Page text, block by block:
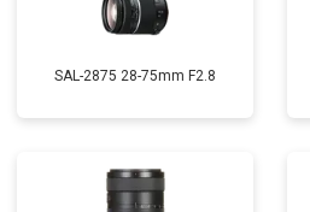
SAL-2875 28-75mm F2.8